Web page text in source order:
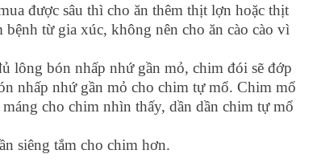
được sâu thì cho ăn thêm thịt lợn hoặc thịt
từ gia xúc, không nên cho ăn cào cào vì
lông bón nhấp nhứ gần mỏ, chim đói sẽ đớp
nhấp nhứ gần mỏ cho chim tự mổ. Chim mổ
cho chim nhìn thấy, dần dần chim tự mổ
siêng tắm cho chim hơn.